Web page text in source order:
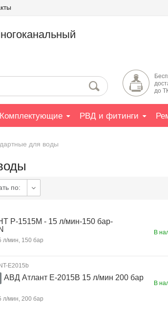
до
Комплектующие РВД и фитинги
для воды
по:
P-1515М - 15 л/мин-150 бар-
л/мин, 150 бар
В
E2015b
АВД Атлант Е-2015B 15 л/мин 200 бар
л/мин, 200 бар
В